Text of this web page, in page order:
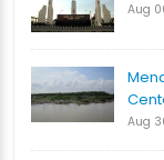
Aug
Aug